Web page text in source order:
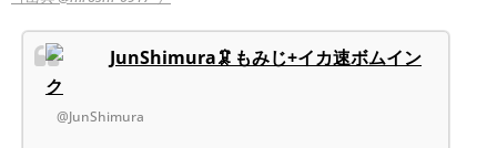
JunShimura🦑もみじ+イカ速ボムイン
ク
@JunShimura